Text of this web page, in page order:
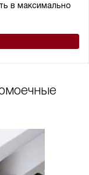
в максимально